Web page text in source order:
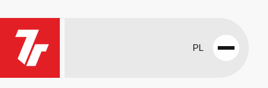
PL
Open